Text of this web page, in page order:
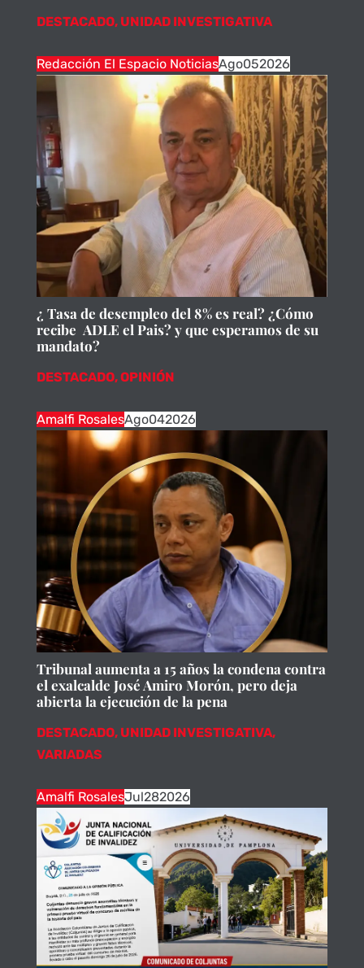
DESTACADO, UNIDAD INVESTIGATIVA
Redacción El Espacio NoticiasAgo052026
¿ Tasa de desempleo del 8% es real? ¿Cómo
recibe ADLE el Pais? y que esperamos de su
mandato?
DESTACADO,OPINIÓN
Amalfi RosalesAgo042026
Tribunal aumenta a 15 años la condena contra
el exalcalde José Amiro Morón, pero deja
abierta la ejecución de la pena
DESTACADO, UNIDAD INVESTIGATIVA,
VARIADAS
Amalfi RosalesJul282026